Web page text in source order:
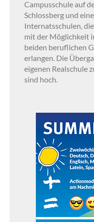
Campusschule auf
Schlossberg und
Internatsschulen,
mit der Möglichkeit
beiden beruflichen
erlangen. Die
eigenen Realschule
sind hoch.